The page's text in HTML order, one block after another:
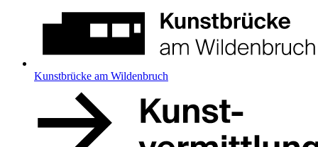
Kunstbrücke am Wildenbruch